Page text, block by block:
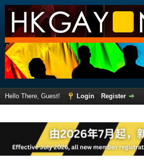
Hello There, Guest! Login
Register